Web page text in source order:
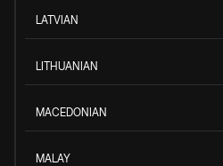
LATVIAN
LITHUANIAN
MACEDONIAN
MALAY